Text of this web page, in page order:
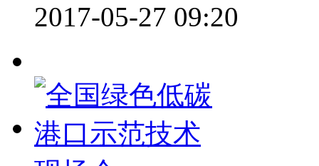
2017-05-27 09:20